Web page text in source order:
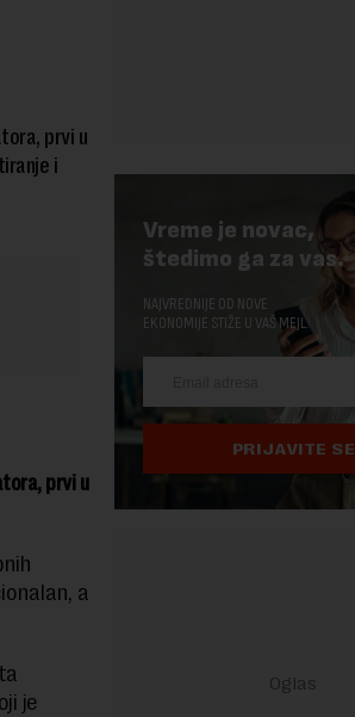
prvi u
i
prvi u
a
je
Vreme je novac,
štedimo ga za vas.
NAJVREDNIJE OD NOVE
EKONOMIJE STIŽE U VAŠ MEJL.
PRIJAVITE SE